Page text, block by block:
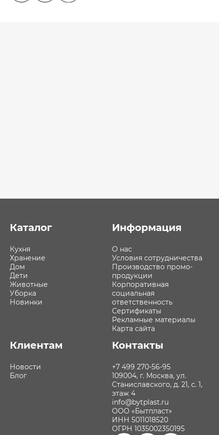
Каталог
Кухня
Хранение
Дом
Дети
Животные
Уборка
Новинки
Информация
О нас
Условия сотрудничества
Производство промо-
продукции
Корпоративная
социальная
ответственность
Сертификаты
Рекламные материалы
Карта сайта
Клиентам
Новости
Блог
Контакты
+7 499 270-56-95
109004, г. Москва, ул.
Станиславского, д. 21, с. 1,
этаж 4
info@bytplast.ru
ООО «Бытпласт»
ИНН 5011018520
ОГРН 1035002350195